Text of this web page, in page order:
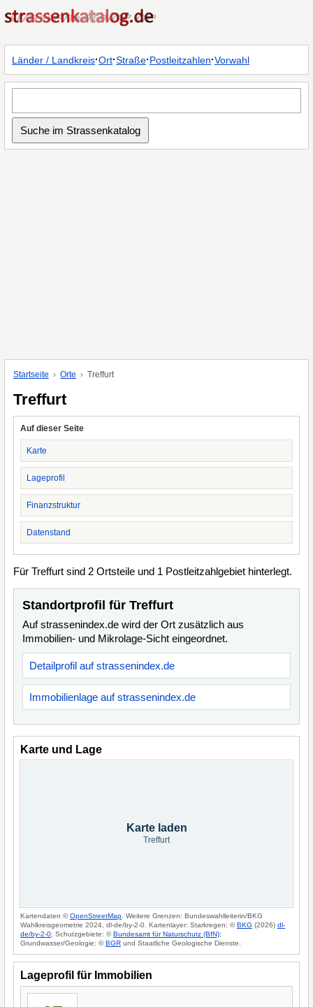
Länder / Landkreis·Ort·Straße·Postleitzahlen·Vorwahl
Startseite Orte Treffurt
Treffurt
Auf dieser Seite
Karte
Lageprofil
Finanzstruktur
Datenstand
Für Treffurt sind 2 Ortsteile und 1 Postleitzahlgebiet hinterlegt.
Standortprofil für Treffurt
Auf strassenindex.de wird der Ort zusätzlich aus
Immobilien- und Mikrolage-Sicht eingeordnet.
Detailprofil auf strassenindex.de
Immobilienlage auf strassenindex.de
Karte und Lage
Karte laden
Treffurt
Kartendaten ©OpenStreetMap . Weitere Grenzen: Bundeswahlleiterin/BKG
Wahlkreisgeometrie 2024, dl-de/by-2-0. Kartenlayer: Starkregen: ©BKG (2026) dl-
de/by-2-0; Schutzgebiete: ©Bundesamt für Naturschutz (BfN);
Grundwasser/Geologie: ©BGR und Staatliche Geologische Dienste.
Lageprofil für Immobilien